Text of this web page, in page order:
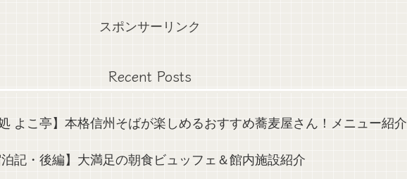
スポンサーリンク
Recent Posts
よこ亭】本格信州そばが楽しめるおすすめ蕎麦屋さん！メニュー紹介
泊記・後編】大満足の朝食ビュッフェ＆館内施設紹介